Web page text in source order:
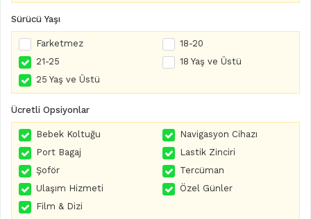
Sürücü Yaşı
Farketmez
18-20
21-25
18 Yaş ve Üstü
25 Yaş ve Üstü
Ücretli Opsiyonlar
Bebek Koltuğu
Navigasyon Cihazı
Port Bagaj
Lastik Zinciri
Şoför
Tercüman
Ulaşım Hizmeti
Özel Günler
Film & Dizi